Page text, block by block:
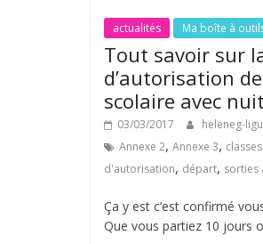
actualités Ma boîte à
Tout savoir sur
d’autorisation
scolaire avec
03/03/2017 heleneg-
Annexe 2, Annexe 3,
d'autorisation, départ, sorties
Ça y est c’est confirmé
Que vous partiez 10 jours